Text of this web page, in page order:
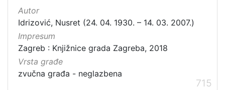
Autor
Idrizović, Nusret (24. 04. 1930. – 14. 03. 2007.)
Impresum
Zagreb : Knjižnice grada Zagreba, 2018
Vrsta građe
zvučna građa - neglazbena
715